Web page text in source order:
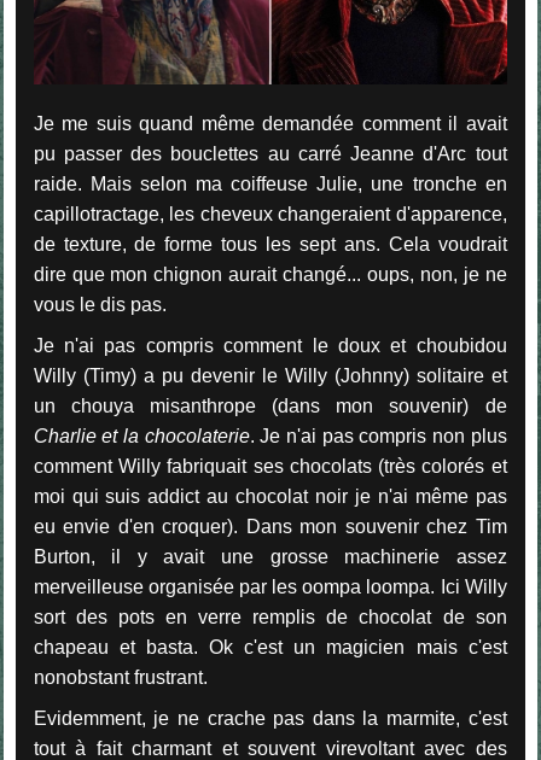
Je me suis quand même demandée comment il avait
pu passer des bouclettes au carré Jeanne d'Arc tout
raide. Mais selon ma coiffeuse Julie, une tronche en
capillotractage, les cheveux changeraient d'apparence,
de texture, de forme tous les sept ans. Cela voudrait
dire que mon chignon aurait changé... oups, non, je ne
vous le dis pas.
Je n'ai pas compris comment le doux et choubidou
Willy (Timy) a pu devenir le Willy (Johnny) solitaire et
un chouya misanthrope (dans mon souvenir) de
Charlie et la chocolaterie. Je n'ai pas compris non plus
comment Willy fabriquait ses chocolats (très colorés et
moi qui suis addict au chocolat noir je n'ai même pas
eu envie d'en croquer). Dans mon souvenir chez Tim
Burton, il y avait une grosse machinerie assez
merveilleuse organisée par les oompa loompa. Ici Willy
sort des pots en verre remplis de chocolat de son
chapeau et basta. Ok c'est un magicien mais c'est
nonobstant frustrant.
Evidemment, je ne crache pas dans la marmite, c'est
tout à fait charmant et souvent virevoltant avec des